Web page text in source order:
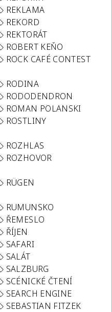
REKLAMA
REKORD
REKTORÁT
ROBERT KEŇO
ROCK CAFÉ CONTEST
RODINA
RODODENDRON
ROMAN POLANSKI
ROSTLINY
ROZHLAS
ROZHOVOR
RÜGEN
RUMUNSKO
ŘEMESLO
ŘÍJEN
SAFARI
SALÁT
SALZBURG
SCÉNICKÉ ČTENÍ
SEARCH ENGINE
SEBASTIAN FITZEK